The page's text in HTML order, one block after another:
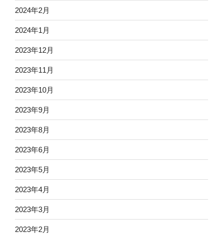
2024年2月
2024年1月
2023年12月
2023年11月
2023年10月
2023年9月
2023年8月
2023年6月
2023年5月
2023年4月
2023年3月
2023年2月